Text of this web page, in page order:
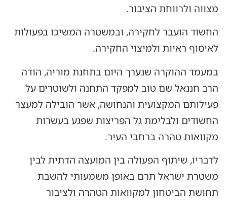
מצווה ולרווחת הציבור.
החשוד הועבר לחקירה, ובמשטרה המשיכו בפעולות
לאיסוף ראיות ולמיצוי החקירה.
במעמד ההוקרה שנערך היום בתחנת מוריה, הודה
הרב חננאל שם טוב למפקד התחנה ולשוטרים על
פעילותם המקצועית והנחושה, אשר הובילה למעצר
החשודים ולבלימת גל הפריצות שפגע בעשרות
מקוואות טהרה ברחבי העיר.
לדבריו, שיתוף הפעולה בין המועצה הדתית לבין
משטרת ישראל תרם באופן משמעותי להשבת
תחושת הביטחון למקוואות הטהרה ולציבור